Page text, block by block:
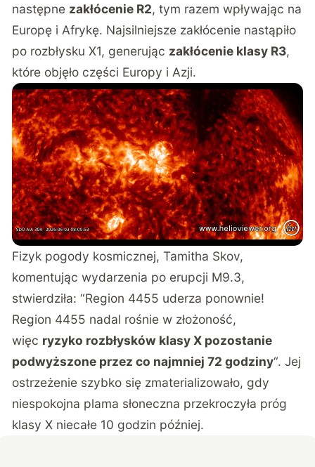
następne zakłócenie R2, tym razem wpływając na
Europę i Afrykę. Najsilniejsze zakłócenie nastąpiło
po rozbłysku X1, generując zakłócenie klasy R3,
które objęło części Europy i Azji.
Fizyk pogody kosmicznej, Tamitha Skov,
komentując wydarzenia po erupcji M9.3,
stwierdziła: “Region 4455 uderza ponownie!
Region 4455 nadal rośnie w złożoność,
więc ryzyko rozbłysków klasy X pozostanie
podwyższone przez co najmniej 72 godziny“. Jej
ostrzeżenie szybko się zmaterializowało, gdy
niespokojna plama słoneczna przekroczyła próg
klasy X niecałe 10 godzin później.